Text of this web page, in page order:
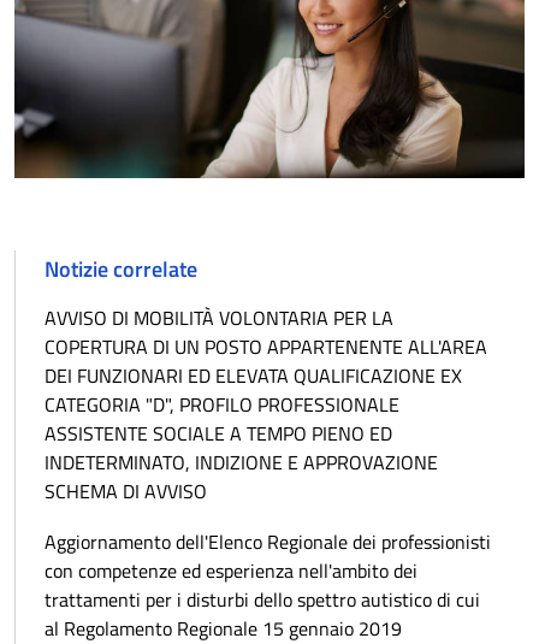
Notizie correlate
AVVISO DI MOBILITÀ VOLONTARIA PER LA
COPERTURA DI UN POSTO APPARTENENTE ALL'AREA
DEI FUNZIONARI ED ELEVATA QUALIFICAZIONE EX
CATEGORIA "D", PROFILO PROFESSIONALE
ASSISTENTE SOCIALE A TEMPO PIENO ED
INDETERMINATO, INDIZIONE E APPROVAZIONE
SCHEMA DI AVVISO
Aggiornamento dell'Elenco Regionale dei professionisti
con competenze ed esperienza nell'ambito dei
trattamenti per i disturbi dello spettro autistico di cui
al Regolamento Regionale 15 gennaio 2019